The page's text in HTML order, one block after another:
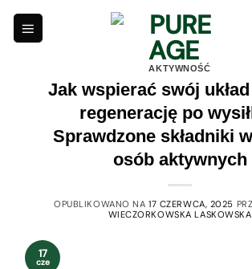
zawartości
AKTYWNOŚĆ
Jak wspierać swój
regenerację po
Sprawdzone składniki
osób aktywnych
OPUBLIKOWANO NA17 CZERWCA, 2025
WIECZORKOWSKA LASKOWSKA
17
cze